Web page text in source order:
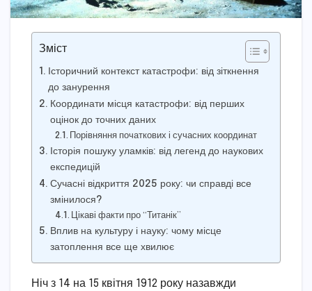
Зміст
Історичний контекст катастрофи: від зіткнення
до занурення
Координати місця катастрофи: від перших
оцінок до точних даних
Порівняння початкових і сучасних координат
Історія пошуку уламків: від легенд до наукових
експедицій
Сучасні відкриття 2025 року: чи справді все
змінилося?
Цікаві факти про “Титанік”
Вплив на культуру і науку: чому місце
затоплення все ще хвилює
Ніч з 14 на 15 квітня 1912 року назавжди